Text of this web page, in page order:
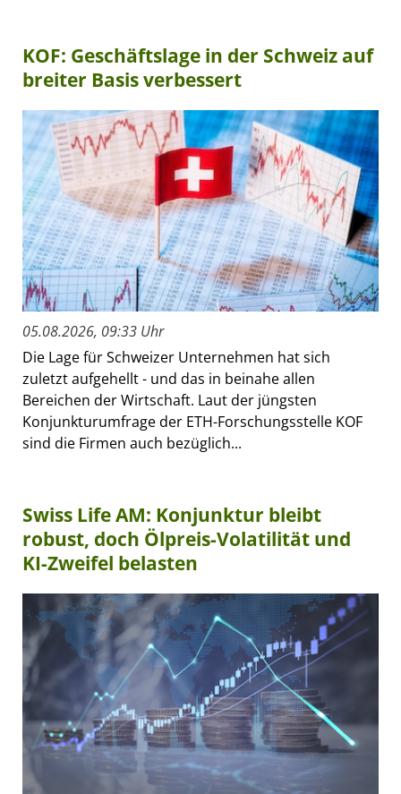
KOF: Geschäftslage in der Schweiz auf
breiter Basis verbessert
05.08.2026, 09:33 Uhr
Die Lage für Schweizer Unternehmen hat sich
zuletzt aufgehellt - und das in beinahe allen
Bereichen der Wirtschaft. Laut der jüngsten
Konjunkturumfrage der ETH-Forschungsstelle KOF
sind die Firmen auch bezüglich...
Swiss Life AM: Konjunktur bleibt
robust, doch Ölpreis-Volatilität und
KI-Zweifel belasten